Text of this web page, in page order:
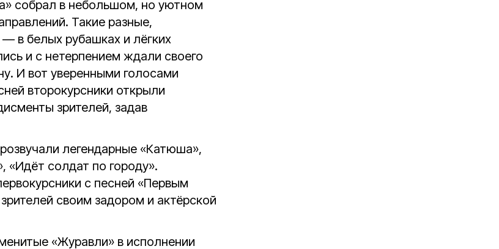
собрал в небольшом, но уютном
Такие разные,
в белых рубашках и лёгких
и с нетерпением ждали своего
И вот уверенными голосами
второкурсники открыли
зрителей, задав
легендарные «Катюша»,
«Идёт солдат по городу».
с песней «Первым
своим задором и актёрской
«Журавли» в исполнении